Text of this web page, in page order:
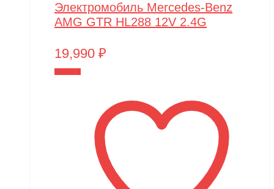
Электромобиль Mercedes-Benz
AMG GTR HL288 12V 2.4G
19,990 ₽